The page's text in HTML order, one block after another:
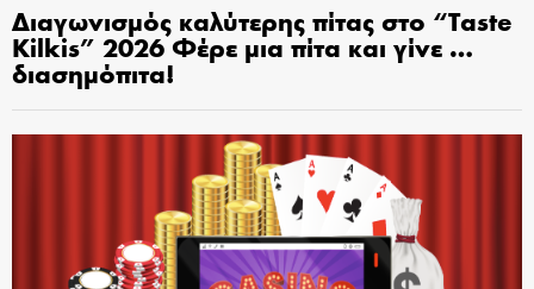
Διαγωνισμός καλύτερης πίτας στο “Taste
Kilkis” 2026 Φέρε μια πίτα και γίνε …
διασημόπιτα!